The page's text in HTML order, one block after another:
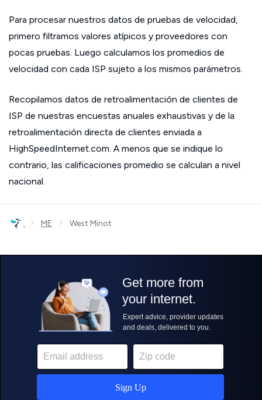
Para procesar nuestros datos de pruebas de velocidad,
primero filtramos valores atípicos y proveedores con
pocas pruebas. Luego calculamos los promedios de
velocidad con cada ISP sujeto a los mismos parámetros.
Recopilamos datos de retroalimentación de clientes de
ISP de nuestras encuestas anuales exhaustivas y de la
retroalimentación directa de clientes enviada a
HighSpeedInternet.com. A menos que se indique lo
contrario, las calificaciones promedio se calculan a nivel
nacional.
› ME › West Minot